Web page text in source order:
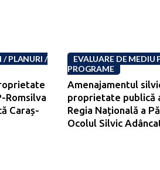
/ PLANURI /
Romsilva
Caraș-
EVALUARE DE MEDIU
PROGRAME
Amenajamentul
proprietate publică
Regia Națională a
Ocolul Silvic